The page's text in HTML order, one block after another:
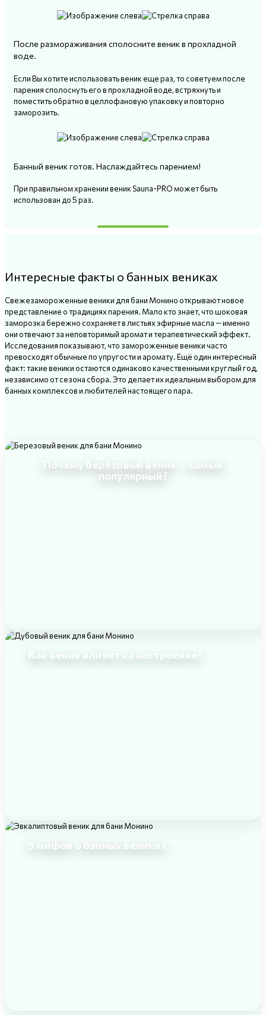
После размораживания сполосните веник в прохладной
воде.
Если Вы хотите использовать веник еще раз, то советуем после
парения сполоснуть его в прохладной воде, встряхнуть и
поместить обратно в целлофановую упаковку и повторно
заморозить.
Банный веник готов. Наслаждайтесь парением!
При правильном хранении веник Sauna-PRO может быть
использован до 5 раз.
Интересные факты о банных вениках
Свежезамороженные веники для бани Монино открывают новое
представление о традициях парения. Мало кто знает, что шоковая
заморозка бережно сохраняет в листьях эфирные масла — именно
они отвечают за неповторимый аромат и терапевтический эффект.
Исследования показывают, что замороженные веники часто
превосходят обычные по упругости и аромату. Ещё один интересный
факт: такие веники остаются одинаково качественными круглый год,
независимо от сезона сбора. Это делает их идеальным выбором для
банных комплексов и любителей настоящего пара.
Почему берёзовый веник — самый
популярный?
Как веник влияет на настроение?
5 мифов о банных вениках